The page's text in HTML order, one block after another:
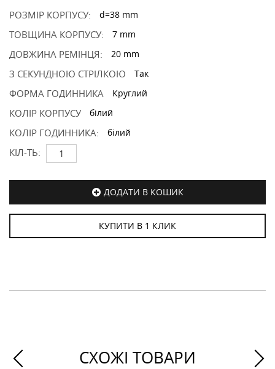
РОЗМІР КОРПУСУ: d=38 mm
ТОВЩИНА КОРПУСУ: 7 mm
ДОВЖИНА РЕМІНЦЯ: 20 mm
З СЕКУНДНОЮ СТРІЛКОЮ Так
ФОРМА ГОДИННИКА Круглий
КОЛІР КОРПУСУ білий
КОЛІР ГОДИННИКА: білий
КІЛ-ТЬ:
ДОДАТИ В КОШИК
КУПИТИ В 1 КЛИК
СХОЖІ ТОВАРИ